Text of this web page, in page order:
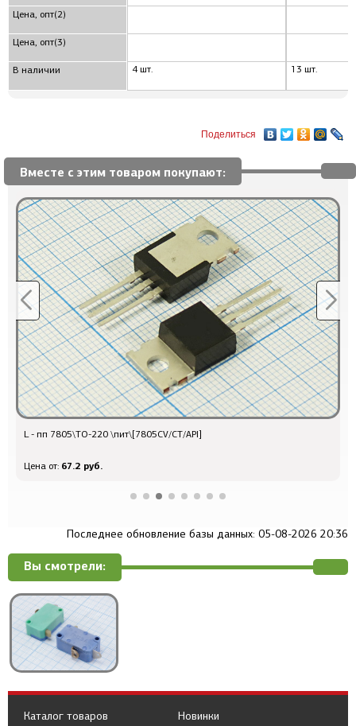
Цена, опт(2)
Цена, опт(3)
В наличии 4 шт. 13 шт.
Поделиться
Вместе с этим товаром покупают:
L - пп 7805\TO-220 \пит\[7805CV/CT/API]
Цена от: 67.2 руб.
Последнее обновление базы данных: 05-08-2026 20:36
Вы смотрели:
Каталог товаров Новинки